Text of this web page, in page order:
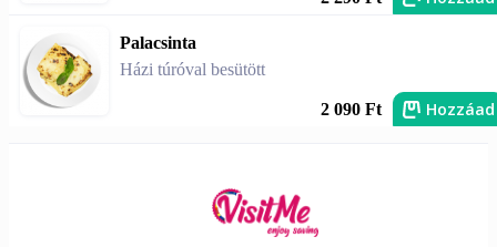
Palacsinta
Házi túróval besütött
2 090 Ft Hozzáad